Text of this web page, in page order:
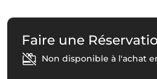
Faire une
Non disponible à l'achat